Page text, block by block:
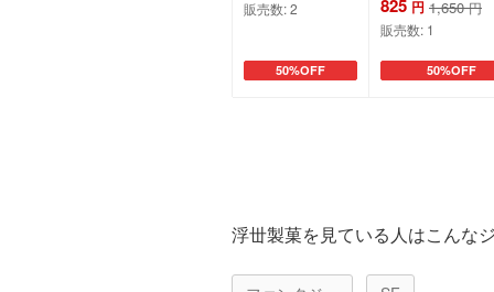
販売数:2
50%OFF
カートに追加
825 円 1,650 円
販売数: 1
50%OFF
カートに追
浮丗製菓を見ている人はこんな